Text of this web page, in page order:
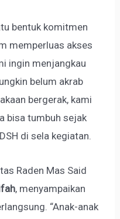
bentuk komitmen
memperluas akses
ingin menjangkau
belum akrab
bergerak, kami
bisa tumbuh sejak
di sela kegiatan.
Raden Mas Said
, menyampaikan
“Anak-anak